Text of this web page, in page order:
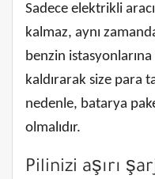
Sadece elektrikli
kalmaz, aynı
benzin
kaldırarak size para
nedenle, batarya
olmalıdır.
Pilinizi aşırı